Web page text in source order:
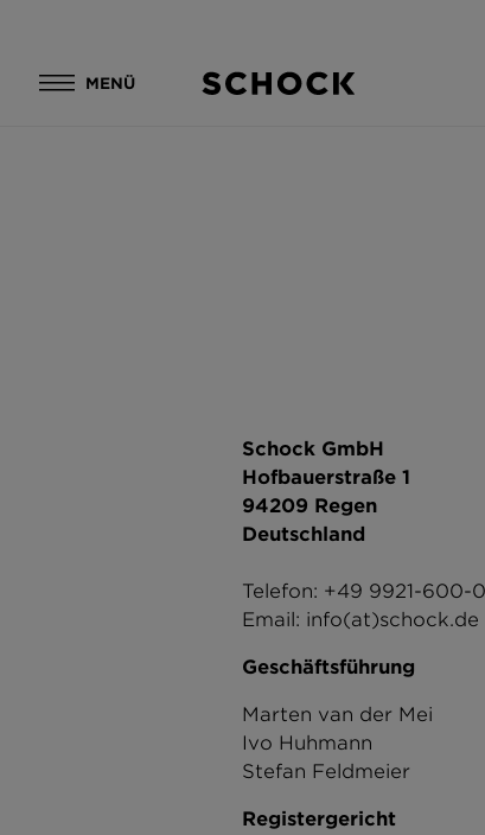
MENÜ
Schock GmbH
Hofbauerstraße 1
94209 Regen
Deutschland
Telefon: +49 9921-600-0
Email: info(at)​schock.de
Geschäftsführung
Marten van der Mei
Ivo Huhmann
Stefan Feldmeier
Registergericht